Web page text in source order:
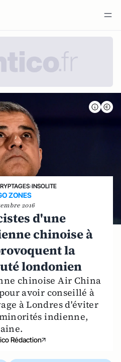
›INSOLITE
ZONES
2016
d'une
chinoise à
la
londonien
chinoise Air China
avoir conseillé à
à Londres d'éviter
indienne,
Rédaction